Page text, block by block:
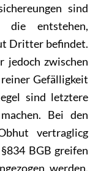
sind
die entstehen,
Dritter befindet.
jedoch zwischen
Gefälligkeit
sind letztere
Bei den
vertraglicg
BGB greifen
werden.